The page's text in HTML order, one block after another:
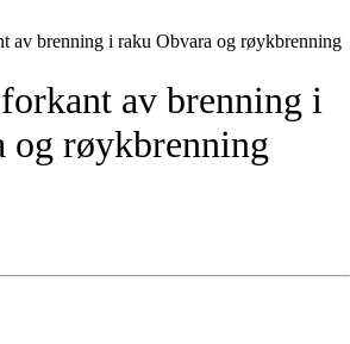
av brenning i raku Obvara og røykbrenning
forkant av brenning i
og røykbrenning